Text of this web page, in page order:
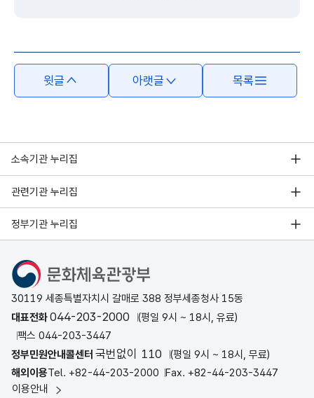
윗글 아랫글 목록
소속기관 누리집
관련기관 누리집
정부기관 누리집
문화체육관광부
30119 세종특별자치시 갈매로 388 정부세종청사 15동
대표전화044-203-2000
(평일 9시 ~ 18시, 유료)
팩스 044-203-3447
정부민원안내콜센터 국번없이 110
(평일 9시 ~ 18시, 무료)
해외이용Tel. +82-44-203-2000 Fax. +82-44-203-3447
이용안내